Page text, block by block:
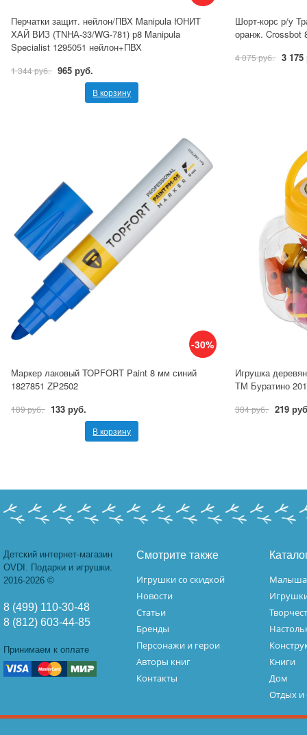
Перчатки защит. нейлон/ПВХ Manipula ЮНИТ
ХАЙ ВИЗ (TNHА-33/WG-781) р8 Manipula
Specialist 1295051 нейлон+ПВХ
1 344 руб. 965 руб.
В корзину
Шорт-корс р/у
оранж. Crossbot
4 075 руб. 3 175
-30%
Маркер лаковый TOPFORT Paint 8 мм синий
1827851 ZP2502
189 руб. 133 руб.
В корзину
Игрушка
ТМ Буратино
384 руб. 219
Детский интернет-магазин
OVDI. Подарки и игрушки.
2016-2026 ©
8 (499) 110-30-48
8 (812) 603-44-85
Принимаем к оплате
Смотрите также
Игрушки со скидкой
Новости
Статьи
Бренды
Персонажи и герои
Авторы книг
Контакты
Книги
Дом
Отдых и